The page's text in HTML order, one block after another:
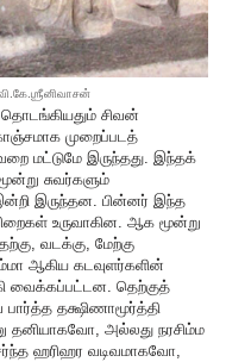
சிவன்
முறைப்படத்
மட்டுமே இருந்தது. இந்தக்
சுவர்களும்
இருந்தன. பின்னர் இந்த
உருவாகின. ஆக மூன்று
வடக்கு, மேற்கு
ஆகிய கடவுளர்களின்
வைக்கப்பட்டன. தெற்குத்
தக்ஷிணாமூர்த்தி
தனியாகவோ, அல்லது நரசிம்ம
ஹரிஹர வடிவமாகவோ,